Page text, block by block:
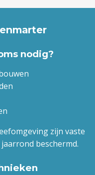
nodig?
zijn vaste
beschermd.